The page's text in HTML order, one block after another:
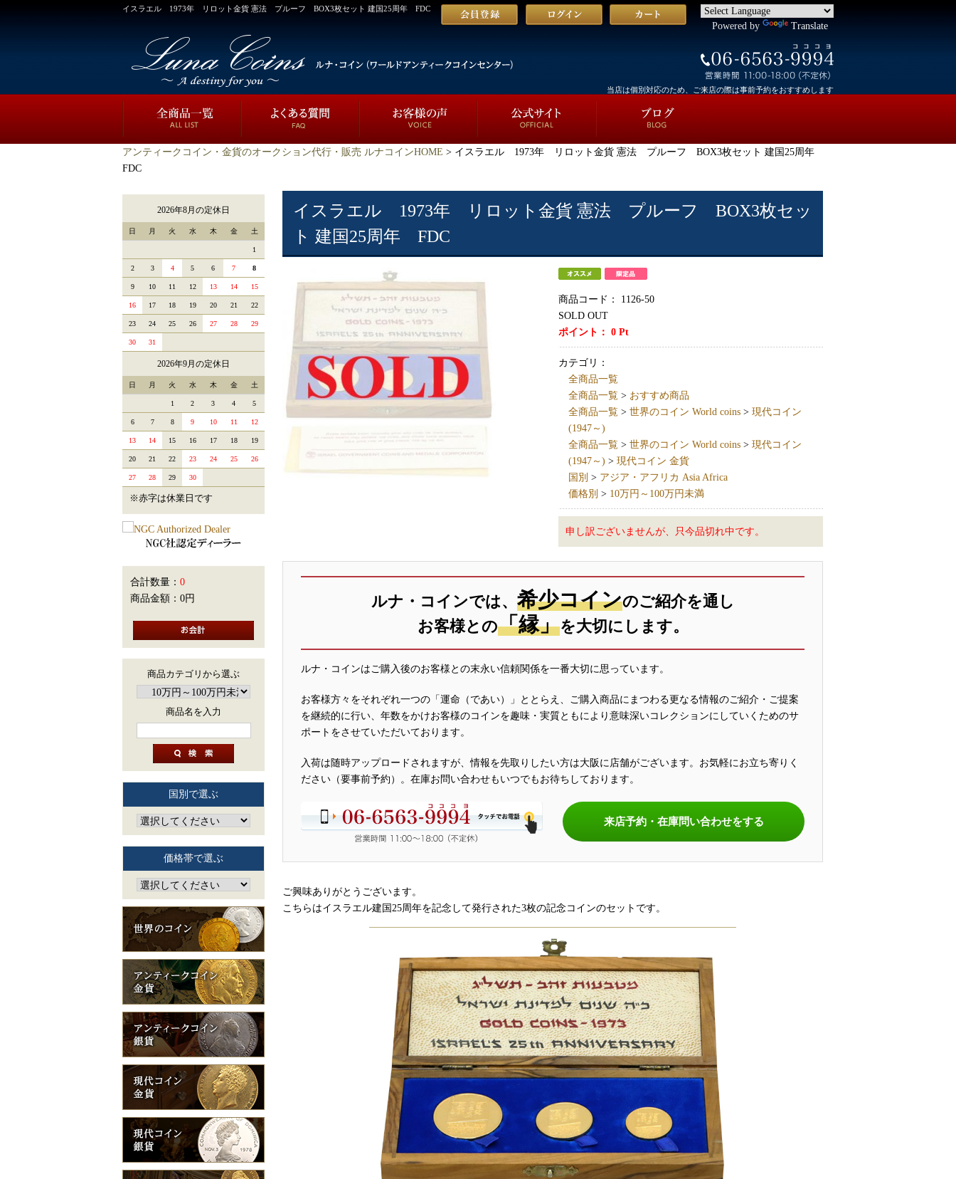
イスラエル 1973年 リロット金貨 憲法 プルーフ BOX3枚セット 建国25周年 FDC
Powered by Translate
当店は個別対応のため、ご来店の際は事前予約をおすすめします
アンティークコイン・金貨のオークション代行・販売 ルナコインHOME > イスラエル 1973年 リロット金貨 憲法 プルーフ BOX3枚セット 建国25周年
FDC
イスラエル 1973年 リロット金貨 憲法 プルーフ BOX3枚セッ
ト 建国25周年 FDC
商品コード：
1126-50
SOLD OUT
ポイント： 0Pt
カテゴリ：
全商品一覧
全商品一覧> おすすめ商品
全商品一覧> 世界のコイン World coins> 現代コイン
(1947～)
全商品一覧> 世界のコイン World coins> 現代コイン
(1947～) > 現代コイン 金貨
国別 > アジア・アフリカ Asia Africa
価格別 > 10万円～100万円未満
申し訳ございませんが、只今品切れ中です。
ルナ・コインでは、 希少コインのご紹介を通し
お客様との「縁」を大切にします。
ルナ・コインはご購入後のお客様との末永い信頼関係を一番大切に思っています。
お客様方々をそれぞれ一つの「運命（であい）」ととらえ、ご購入商品にまつわる更なる情報のご紹介・ご提案
を継続的に行い、年数をかけお客様のコインを趣味・実質ともにより意味深いコレクションにしていくためのサ
ポートをさせていただいております。
入荷は随時アップロードされますが、情報を先取りしたい方は大阪に店舗がございます。お気軽にお立ち寄りく
ださい（要事前予約）。在庫お問い合わせもいつでもお待ちしております。
来店予約・在庫問い合わせをする
ご興味ありがとうございます。
こちらはイスラエル建国25周年を記念して発行された3枚の記念コインのセットです。
2026年8月の定休日
日 月 火 水 木 金 土
1
2 3 4 5 6 7 8
9 10 11 12 13 14 15
16 17 18 19 20 21 22
23 24 25 26 27 28 29
30 31
2026年9月の定休日
日 月 火 水 木 金 土
1 2 3 4 5
6 7 8 9 10 11 12
13 14 15 16 17 18 19
20 21 22 23 24 25 26
27 28 29 30
※赤字は休業日です
合計数量： 0
商品金額： 0円
商品カテゴリから選ぶ
商品名を入力
国別で選ぶ
価格帯で選ぶ